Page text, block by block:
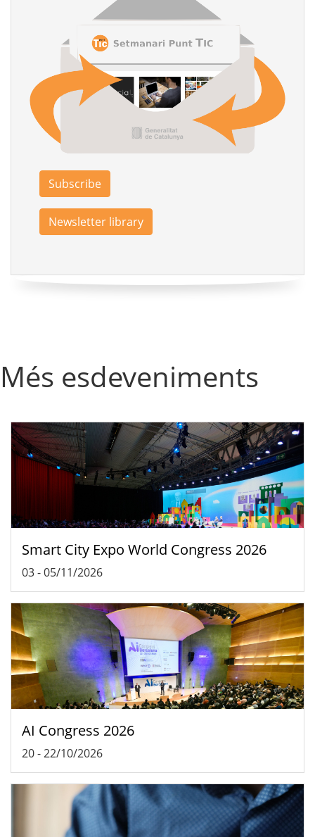
Subscribe
Newsletter library
Més esdeveniments
Smart City Expo World Congress 2026
03-05/11/2026
AI Congress 2026
20-22/10/2026